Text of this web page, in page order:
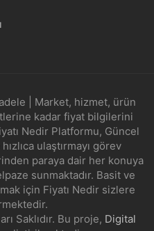
| Market, hizmet, ürün
kadar fiyat bilgilerini
Nedir Platformu, Güncel
ulaştırmayı görev
paraya dair her konuya
sunmaktadır. Basit ve
için Fiyatı Nedir sizlere
Saklıdır. Bu proje, Digital